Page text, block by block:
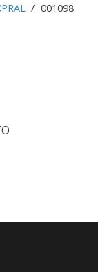
/ 001098